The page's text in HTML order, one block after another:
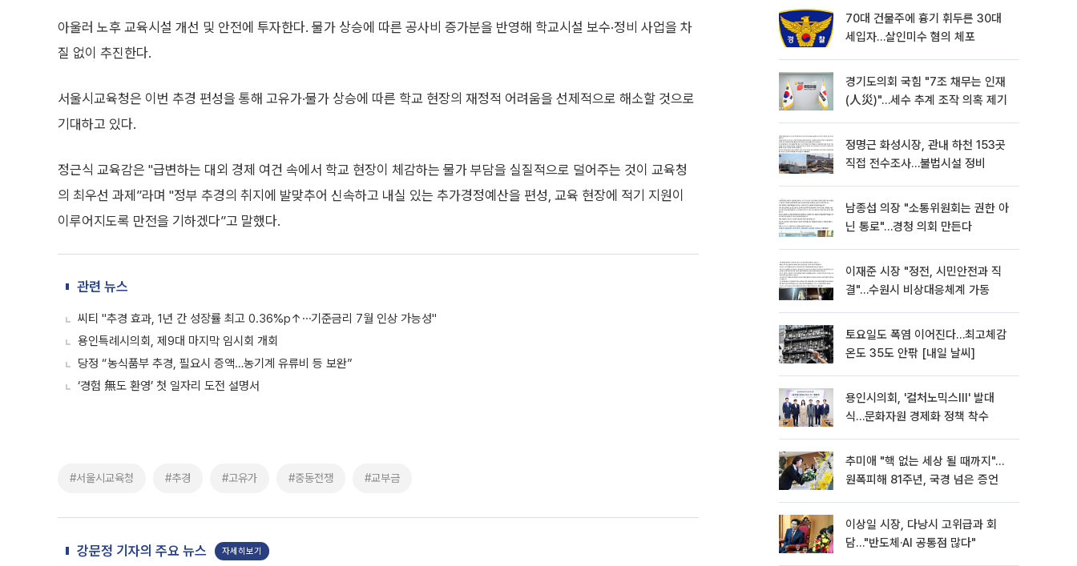
아울러 노후 교육시설 개선 및 안전에 투자한다. 물가 상승에 따른 공사비 증가분을 반영해 학교시설 보수·정비 사업을 차
질 없이 추진한다.
서울시교육청은 이번 추경 편성을 통해 고유가·물가 상승에 따른 학교 현장의 재정적 어려움을 선제적으로 해소할 것으로
기대하고 있다.
정근식 교육감은 "급변하는 대외 경제 여건 속에서 학교 현장이 체감하는 물가 부담을 실질적으로 덜어주는 것이 교육청
의 최우선 과제”라며 "정부 추경의 취지에 발맞추어 신속하고 내실 있는 추가경정예산을 편성, 교육 현장에 적기 지원이
이루어지도록 만전을 기하겠다”고 말했다.
관련 뉴스
씨티 "추경 효과, 1년 간 성장률 최고 0.36%p↑⋯기준금리 7월 인상 가능성"
용인특례시의회, 제9대 마지막 임시회 개회
당정 “농식품부 추경, 필요시 증액…농기계 유류비 등 보완”
‘경험 無도 환영’ 첫 일자리 도전 설명서
#서울시교육청 #추경 #고유가 #중동전쟁 #교부금
강문정 기자의 주요 뉴스 자세히보기
70대 건물주에 흉기 휘두른 30대
세입자…살인미수 혐의 체포
경기도의회 국힘 "7조 채무는 인재
(人災)"…세수 추계 조작 의혹 제기
정명근 화성시장, 관내 하천 153곳
직접 전수조사…불법시설 정비
남종섭 의장 "소통위원회는 권한 아
닌 통로"…경청 의회 만든다
이재준 시장 "정전, 시민안전과 직
결"…수원시 비상대응체계 가동
토요일도 폭염 이어진다…최고체감
온도 35도 안팎 [내일 날씨]
용인시의회, '컬처노믹스Ⅲ' 발대
식…문화자원 경제화 정책 착수
추미애 "핵 없는 세상 될 때까지"…
원폭피해 81주년, 국경 넘은 증언
이상일 시장, 다낭시 고위급과 회
담…"반도체·AI 공통점 많다"